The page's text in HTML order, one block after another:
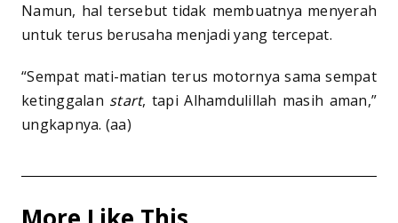
Namun, hal tersebut tidak membuatnya menyerah
untuk terus berusaha menjadi yang tercepat.
“Sempat mati-matian terus motornya sama sempat
ketinggalan start, tapi Alhamdulillah masih aman,”
ungkapnya. (aa)